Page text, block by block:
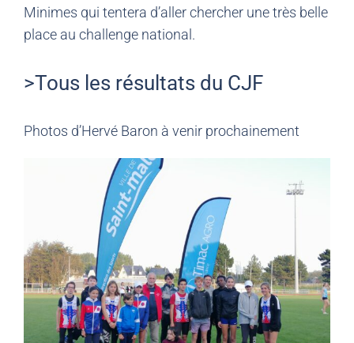
Minimes qui tentera d’aller chercher une très belle
place au challenge national.
>Tous les résultats du CJF
Photos d’Hervé Baron à venir prochainement